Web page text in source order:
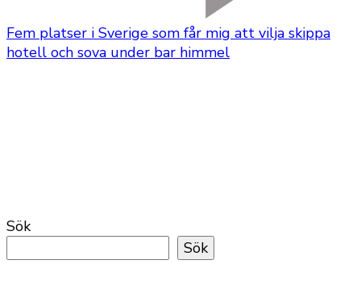
Fem platser i Sverige som får mig att vilja skippa
hotell och sova under bar himmel
Sök
Sök